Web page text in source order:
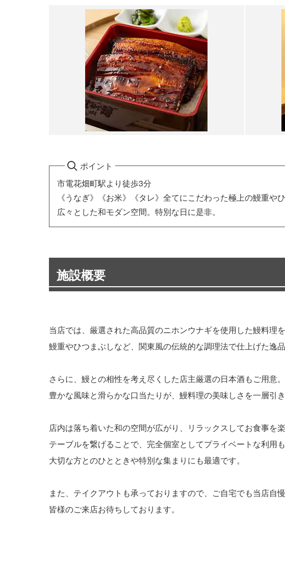
ポイント
市電花畑町駅より徒歩3分
《うなぎ》《お米》《タレ》全てにこだわった極上の鰻重や
広々とした和モダン空間。特別な日に是非。
施設概要
当店では、厳選された高品質のニホンウナギを使用した鰻料理
鰻重やひつまぶしなど、関東風の伝統的な調理法で仕上げた逸
さらに、鰻との相性を考え尽くした店主厳選の日本酒もご用意。
豊かな風味と滑らかな口当たりが、鰻料理の美味しさを一層引き
店内は落ち着いた和の空間が広がり、リラックスしてお食事を
テーブルを繋げることで、完全個室としてプライベートな利用も
大切な方とのひとときや特別な集まりにも最適です。
また、テイクアウトも承っておりますので、ご自宅でも当店自
皆様のご来店お待ちしております。